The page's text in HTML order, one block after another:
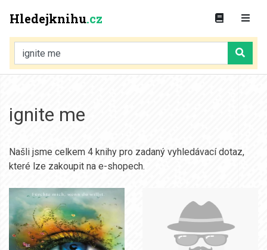
Hledejknihu.cz
ignite me
Našli jsme celkem 4 knihy pro zadaný vyhledávací dotaz,
které lze zakoupit na e-shopech.